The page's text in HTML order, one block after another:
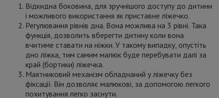
Відкидна боковина, для зручнішого доступу до дитини
і можливого використання як приставне ліжечко.
Регулювання рівнів дна. Вона можлива на 3 рівні. Така
функція, дозволить вберегти дитину коли вона
вчитиме ставати на ніжки. У такому випадку, опустіть
дно ліжка, тим самим малюк буде перебувати далі за
край (бортики) ліжечка.
Маятниковий механізм обладнаний у ліжечку без
фіксації. Він дозволяє малюкові, за допомогою легкого
похитування легко заснути.